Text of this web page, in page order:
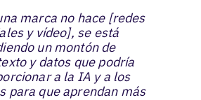
marca no hace [redes
y vídeo], se está
un montón de
y datos que podría
a la IA y a los
para que aprendan más